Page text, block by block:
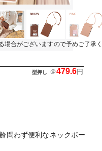
合がございますので予めご了承
型押し ＠479.6円
問わず便利なネックポー